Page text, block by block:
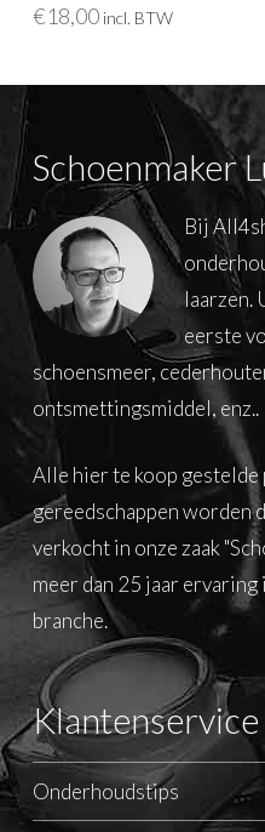
€18,00 incl. BTW
Schoenmaker
Bij
laarzen.
eerste
schoensmeer,
ontsmettingsmiddel, enz..
Alle hier te koop
gereedschappen worden
verkocht in onze zaak
meer dan 25 jaar ervaring
branche.
Klantenservice
Onderhoudstips